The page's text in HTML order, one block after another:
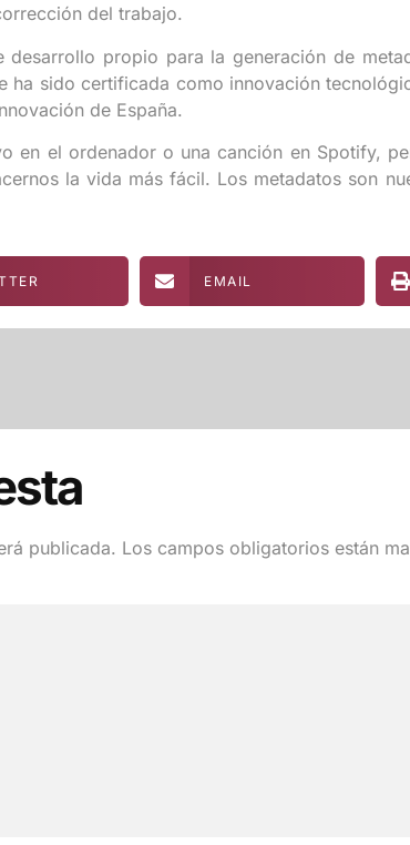
del trabajo.
propio para la generación de
ha sido certificada como innovación
de España.
en el ordenador o una canción en Spotify,
la vida más fácil. Los metadatos son
EMAIL
publicada. Los campos obligatorios están